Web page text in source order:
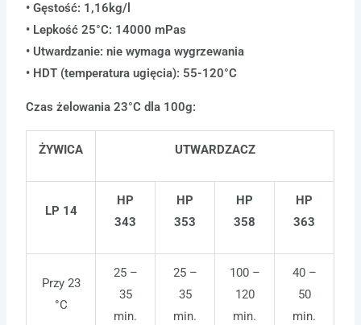
• Gęstość: 1,16kg/l
• Lepkość 25°C: 14000 mPas
• Utwardzanie: nie wymaga wygrzewania
• HDT (temperatura ugięcia): 55-120°C
Czas żelowania 23°C dla 100g:
ŻYWICA UTWARDZACZ
LP 14
HP
343
HP
353
HP
358
HP
363
Przy 23
°C
25 –
35
min.
25 –
35
min.
100 –
120
min.
40 –
50
min.